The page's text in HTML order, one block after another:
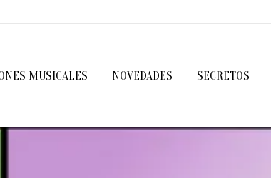
MUSICALES NOVEDADES SECRETOS